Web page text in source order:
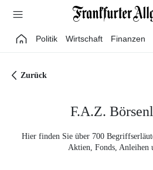
Direkt zum Hauptinhalt
Politik Wirtschaft Finanzen
Zurück
F.A.Z.
Hier finden Sie über 700
Aktien, Fonds, Anleihen